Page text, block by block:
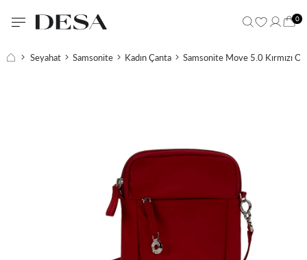
0
Seyahat Samsonite Kadın Çanta Samsonite Move 5.0 Kırmızı